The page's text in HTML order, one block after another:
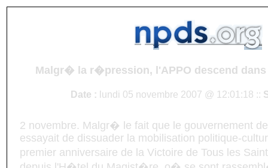
Malgr� la r�pression, l'APPO descend dans
Date : lundi 05 novembre 2007 @ 12:01:18 ::
2 novembre. Malgr� le fait que le gouvernement
essayait de dissuader la mobilisation politique-
premier anniversaire de la Victoire de Tous les